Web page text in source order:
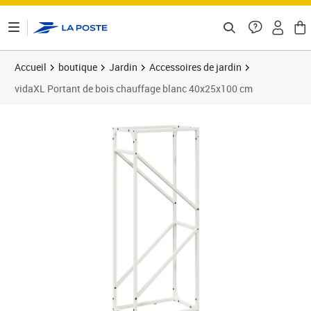
Accueil boutique Jardin
Accessoires de jardin
vidaXL Portant de bois chauffage blanc 40x25x100 cm